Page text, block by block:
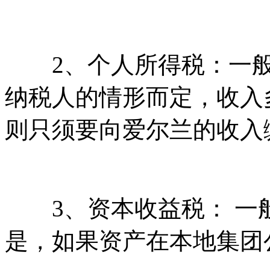
2、个人所得税：一般
纳税人的情形而定，收
则只须要向爱尔兰的收
3、资本收益税： 一
是，如果资产在本地集